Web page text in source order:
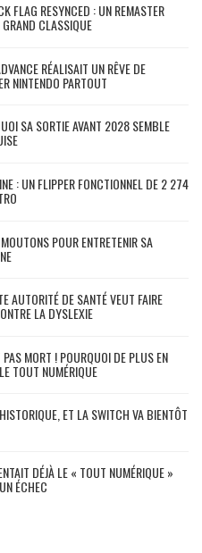
FLAG RESYNCED : UN REMASTER
CLASSIQUE
RÉALISAIT UN RÊVE DE
NINTENDO PARTOUT
SA SORTIE AVANT 2028 SEMBLE
: UN FLIPPER FONCTIONNEL DE 2 274
POUR ENTRETENIR SA
AUTORITÉ DE SANTÉ VEUT FAIRE
LA DYSLEXIE
MORT ! POURQUOI DE PLUS EN
TOUT NUMÉRIQUE
ET LA SWITCH VA BIENTÔT
DÉJÀ LE « TOUT NUMÉRIQUE »
ÉCHEC